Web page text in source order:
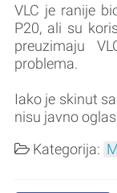
VLC je ranije
P20, ali su
preuzimaju
problema.
Iako je skinut
nisu javno
Kategorija: